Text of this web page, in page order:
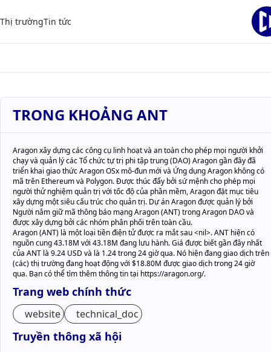
Thị trườngTin tức
TRONG KHOẢNG ANT
Aragon xây dựng các công cụ linh hoạt và an toàn cho phép mọi người khởi
chạy và quản lý các Tổ chức tự trị phi tập trung (DAO) Aragon gần đây đã
triển khai giao thức Aragon OSx mô-đun mới và Ứng dụng Aragon không có
mã trên Ethereum và Polygon. Được thúc đẩy bởi sứ mệnh cho phép mọi
người thử nghiệm quản trị với tốc độ của phần mềm, Aragon đặt mục tiêu
xây dựng một siêu cấu trúc cho quản trị. Dự án Aragon được quản lý bởi
Người nắm giữ mã thông báo mạng Aragon (ANT) trong Aragon DAO và
được xây dựng bởi các nhóm phân phối trên toàn cầu.
Aragon (ANT) là một loại tiền điện tử được ra mắt sau <nil>. ANT hiện có
nguồn cung 43.18M với 43.18M đang lưu hành. Giá được biết gần đây nhất
của ANT là 9.24 USD và là 1.24 trong 24 giờ qua. Nó hiện đang giao dịch trên
(các) thị trường đang hoạt động với $18.80M được giao dịch trong 24 giờ
qua. Bạn có thể tìm thêm thông tin tại https://aragon.org/.
Trang web chính thức
website technical_doc
Truyền thông xã hội